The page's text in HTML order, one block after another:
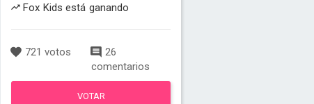
Fox Kids está ganando
721 votos
26
comentarios
VOTAR